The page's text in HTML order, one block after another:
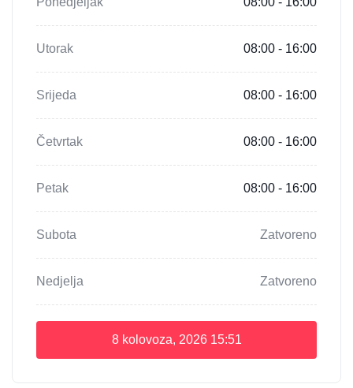
Utorak 08:00 - 16:00
Srijeda 08:00 - 16:00
Četvrtak 08:00 - 16:00
Petak 08:00 - 16:00
Subota Zatvoreno
Nedjelja Zatvoreno
8 kolovoza, 2026 15:51